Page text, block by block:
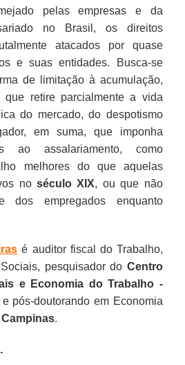
pelas empresas e da
no Brasil, os direitos
atacados por quase
e suas entidades. Busca-se
de limitação à acumulação,
que retire parcialmente a vida
do mercado, do despotismo
em suma, que imponha
ao assalariamento, como
melhores do que aquelas
no século XIX, ou que não
dos empregados enquanto
é auditor fiscal do Trabalho,
pesquisador do Centro
e Economia do Trabalho -
e pós-doutorando em Economia
.